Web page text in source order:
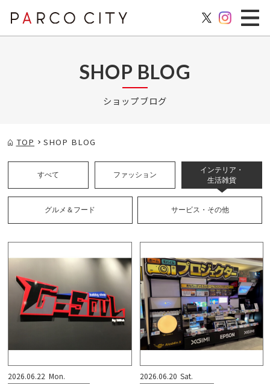
SHOP BLOG
ショップブログ
TOP SHOP BLOG
すべて ファッション
インテリア・
生活雑貨
グルメ＆フード サービス・その他
2026.06.22 Mon.
2026.06.20 Sat.